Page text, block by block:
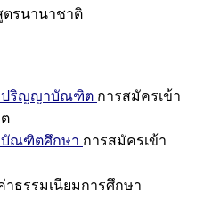
รนานาชาติ
ปริญญาบัณฑิต การสมัครเข้า
บัณฑิตศึกษา การสมัครเข้า
าธรรมเนียมการศึกษา